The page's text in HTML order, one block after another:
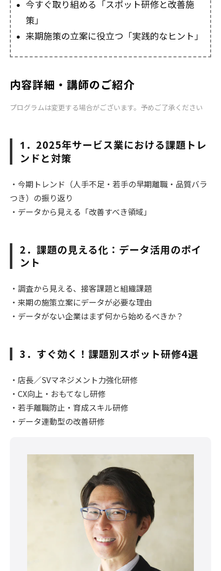
今すぐ取り組める「スポット研修と改善施
策」
来期施策の立案に役立つ「実践的なヒント」
内容詳細・講師のご紹介
プログラムは変更する場合がございます。予めご了承ください
1 ．2025年サービス業における課題トレ
ンドと対策
・今期トレンド（人手不足・若手の早期離職・品質バラ
つき）の振り返り
・データから見える「改善すべき領域」
2．課題の見える化：データ活用のポイ
ント
・調査から見える、接客課題と組織課題
・来期の施策立案にデータが必要な理由
・データがない企業はまず何から始めるべきか？
3．すぐ効く！課題別スポット研修4選
・店長／SVマネジメント力強化研修
・CX向上・おもてなし研修
・若手離職防止・育成スキル研修
・データ連動型の改善研修